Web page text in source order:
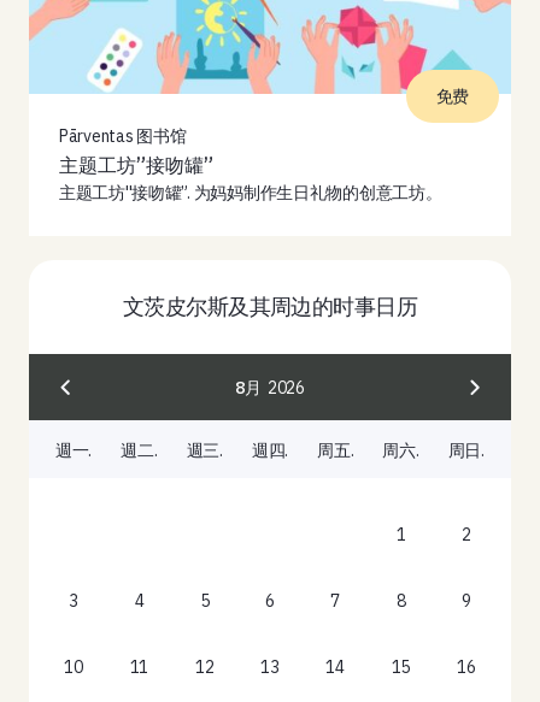
Pārventas 图书馆
主题工坊”接吻罐”
主题工坊''接吻罐”. 为妈妈制作生日礼物的创意工坊。
免费
文茨皮尔斯及其周边的时事日历
8月 2026
週一. 週二. 週三. 週四. 周五. 周六. 周日.
1 2
3 4 5 6 7 8 9
10 11 12 13 14 15 16